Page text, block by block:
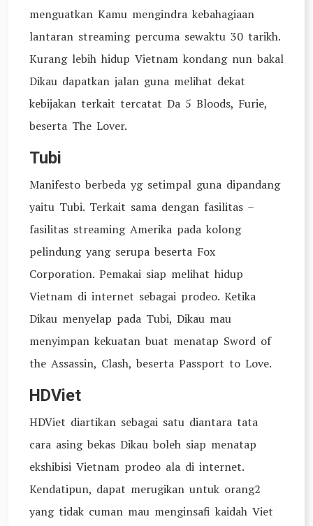
menguatkan Kamu mengindra kebahagiaan
lantaran streaming percuma sewaktu 30 tarikh.
Kurang lebih hidup Vietnam kondang nun bakal
Dikau dapatkan jalan guna melihat dekat
kebijakan terkait tercatat Da 5 Bloods, Furie,
beserta The Lover.
Tubi
Manifesto berbeda yg setimpal guna dipandang
yaitu Tubi. Terkait sama dengan fasilitas –
fasilitas streaming Amerika pada kolong
pelindung yang serupa beserta Fox
Corporation. Pemakai siap melihat hidup
Vietnam di internet sebagai prodeo. Ketika
Dikau menyelap pada Tubi, Dikau mau
menyimpan kekuatan buat menatap Sword of
the Assassin, Clash, beserta Passport to Love.
HDViet
HDViet diartikan sebagai satu diantara tata
cara asing bekas Dikau boleh siap menatap
ekshibisi Vietnam prodeo ala di internet.
Kendatipun, dapat merugikan untuk orang2
yang tidak cuman mau menginsafi kaidah Viet